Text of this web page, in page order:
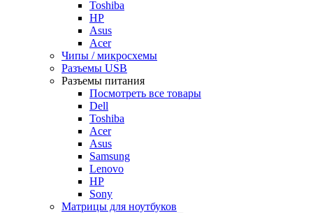
Toshiba
HP
Asus
Acer
Чипы / микросхемы
Разъемы USB
Разъемы питания
Посмотреть все товары
Dell
Toshiba
Acer
Asus
Samsung
Lenovo
HP
Sony
Матрицы для ноутбуков